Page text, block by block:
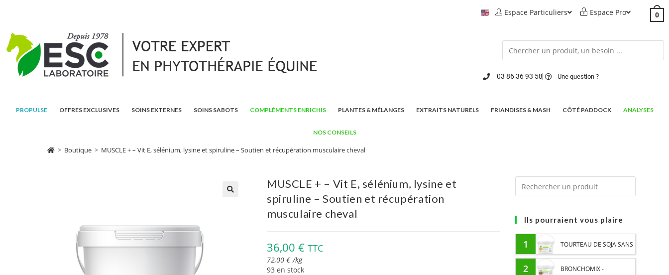
Espace Particuliers Espace Pro 0
03 86 36 93 58 Une question ?
PROPULSE OFFRES EXCLUSIVES SOINS EXTERNES SOINS SABOTS COMPLÉMENTS ENRICHIS PLANTES & MÉLANGES EXTRAITS NATURELS FRIANDISES & MASH CÔTÉ PADDOCK ANALYSES
NOS CONSEILS
> Boutique > MUSCLE + – Vit E, sélénium, lysine et spiruline – Soutien et récupération musculaire cheval
MUSCLE + – Vit E, sélénium, lysine et
spiruline – Soutien et récupération
musculaire cheval
36,00€ TTC
72,00€ /kg
93 en stock
Ils pourraient vous plaire
1 TOURTEAU DE SOJA SANS
OGM - APPORT EN
2 BRONCHOMIX -